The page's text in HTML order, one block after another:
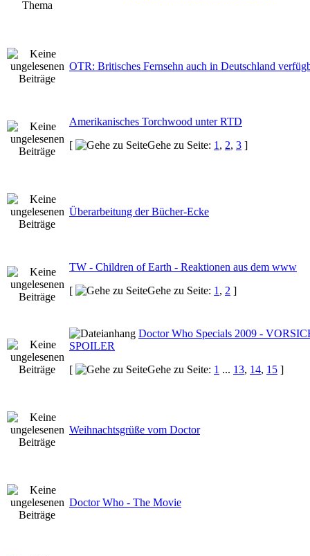
OTR: Britisches Fernsehn auch in Deutschland
Amerikanisches Torchwood unter RTD
[
Gehe zu Seite: 1 , 2, 3 ]
Überarbeitung der Bücher-Ecke
TW - Children of Earth - Reaktionen aus dem www
[
Gehe zu Seite: 1 , 2 ]
Doctor Who Specials 2009 -
SPOILER
[
Gehe zu Seite: 1 ... 13, 14, 15 ]
Weihnachtsgrüße vom Doctor
Doctor Who - The Movie